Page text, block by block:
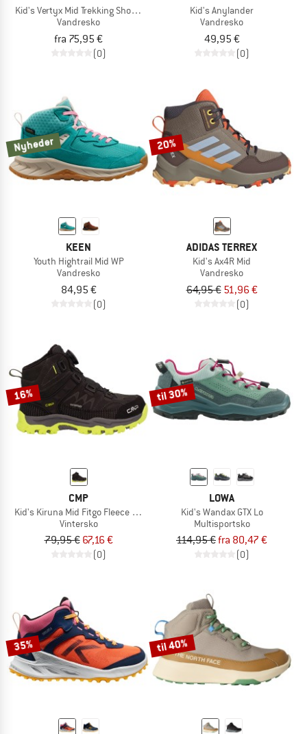
Kid's Vertyx Mid Trekking Shoes WP
Vandresko
fra 75,95 €
(0)
Kid's Anylander
Vandresko
49,95 €
(0)
Nyheder
KEEN
Youth Hightrail Mid WP
Vandresko
84,95 €
(0)
20%
ADIDAS TERREX
Kid's Ax4R Mid
Vandresko
64,95 € 51,96 €
(0)
16%
CMP
Kid's Kiruna Mid Fitgo Fleece WP
Vintersko
79,95 € 67,16 €
(0)
til 30%
LOWA
Kid's Wandax GTX Lo
Multisportsko
114,95 €fra 80,47 €
(0)
35% til 40%